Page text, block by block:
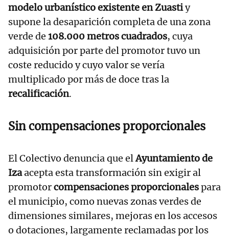
modelo urbanístico existente en Zuastiy
supone la desaparición completa de una zona
verde de 108.000 metros cuadrados, cuya
adquisición por parte del promotor tuvo un
coste reducido y cuyo valor se vería
multiplicado por más de doce tras la
recalificación.
Sin compensaciones proporcionales
El Colectivo denuncia que elAyuntamiento de
Izaacepta esta transformación sin exigir al
promotorcompensaciones proporcionalespara
el municipio, como nuevas zonas verdes de
dimensiones similares, mejoras en los accesos
o dotaciones, largamente reclamadas por los